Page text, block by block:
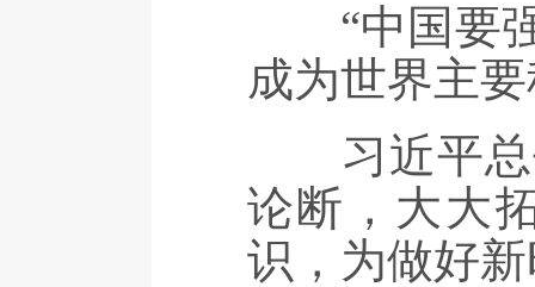
“中国要强
成为世界主
习近平总
论断，大大
识，为做好